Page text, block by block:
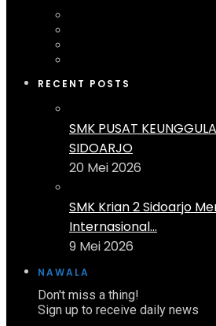
RECENT POSTS
SMK PUSAT
SIDOARJO
20 Mei 2026
SMK Krian 2 Sidoarjo
Internasional...
9 Mei 2026
NAWALA
Don't miss a thing!
Sign up to receive daily news